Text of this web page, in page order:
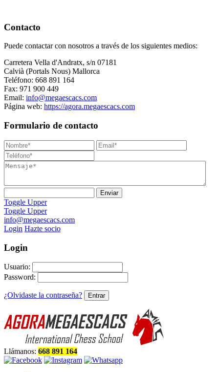
Contacto
Puede contactar con nosotros a través de los siguientes medios:
Carretera Vella d'Andratx, s/n 07181
Calvià (Portals Nous) Mallorca
Teléfono: 668 891 164
Fax: 971 900 449
Email: info@megaescacs.com
Página web: https://agora.megaescacs.com
Formulario de contacto
Toggle Upper
Toggle Upper
info@megaescacs.com
Login Hazte socio
Login
Usuario:
Password:
¿Olvidaste la contraseña?
Llámanos: 668 891 164